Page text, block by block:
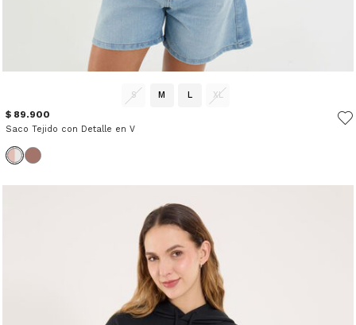
S M L XL
$ 89.900
Saco Tejido con Detalle en V